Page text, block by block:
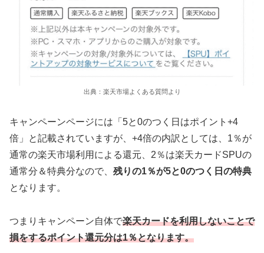
出典：楽天市場よくある質問より
キャンペーンページには「5と0のつく日はポイント+4
倍」と記載されていますが、+4倍の内訳としては、1％が
通常の楽天市場利用による還元、2％は楽天カードSPUの
通常分＆特典分なので、 残りの1％が5と0のつく日の特典
となります。
つまりキャンペーン自体で楽天カードを利用しないことで
損をするポイント還元分は1％となります。